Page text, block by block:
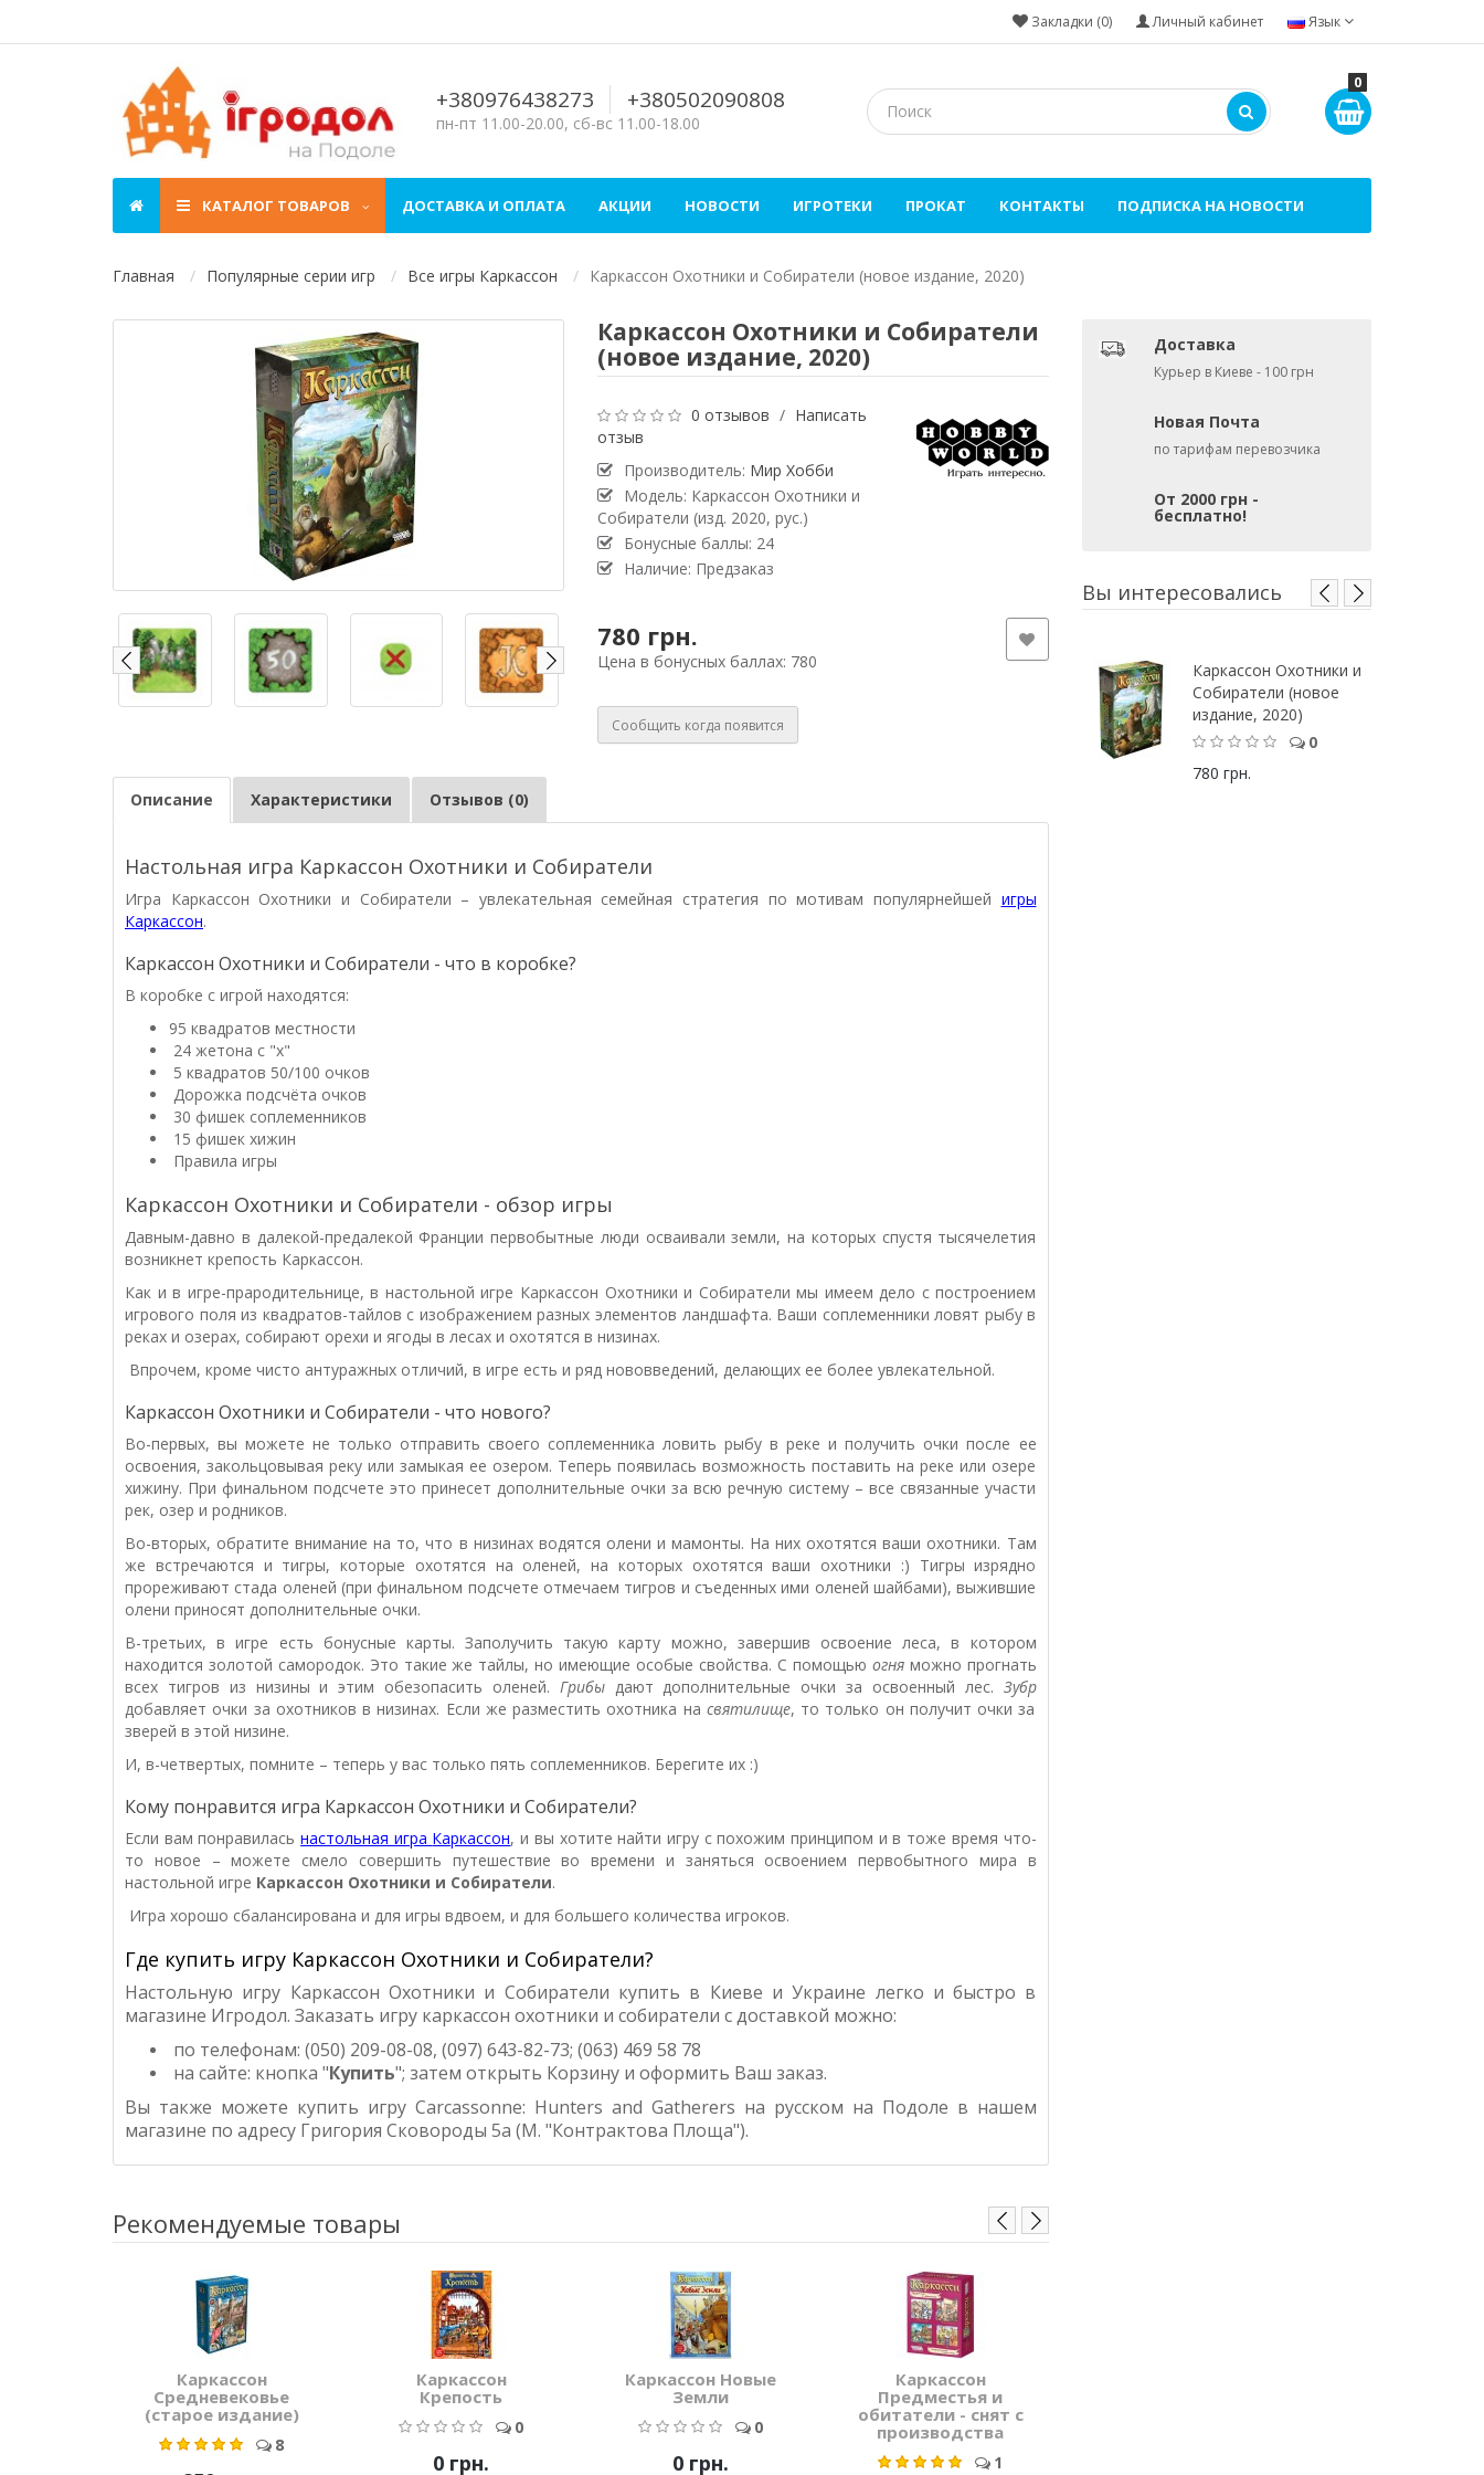
Язык
Личный кабинет
Закладки (0)
+380976438273 +380502090808
пн-пт 11.00-20.00, сб-вс 11.00-18.00
0
КАТАЛОГ ТОВАРОВ ДОСТАВКА И ОПЛАТА АКЦИИ НОВОСТИ ИГРОТЕКИ ПРОКАТ КОНТАКТЫ ПОДПИСКА НА НОВОСТИ
Главная Популярные серии игр Все игры Каркассон Каркассон Охотники и Собиратели (новое издание, 2020)
Каркассон Охотники и Собиратели
(новое издание, 2020)
0 отзывов / Написать
отзыв
Производитель: Мир Хобби
Модель: Каркассон Охотники и
Собиратели (изд. 2020, рус.)
Бонусные баллы: 24
Наличие: Предзаказ
780 грн.
Цена в бонусных баллах: 780
Сообщить когда появится
Описание Характеристики Отзывов (0)
Настольная игра Каркассон Охотники и Собиратели
Игра Каркассон Охотники и Собиратели – увлекательная семейная стратегия по мотивам популярнейшей игры
Каркассон.
Каркассон Охотники и Собиратели - что в коробке?
В коробке с игрой находятся:
95 квадратов местности
24 жетона с "x"
5 квадратов 50/100 очков
Дорожка подсчёта очков
30 фишек соплеменников
15 фишек хижин
Правила игры
Каркассон Охотники и Собиратели - обзор игры
Давным-давно в далекой-предалекой Франции первобытные люди осваивали земли, на которых спустя тысячелетия
возникнет крепость Каркассон.
Как и в игре-прародительнице, в настольной игре Каркассон Охотники и Собиратели мы имеем дело с построением
игрового поля из квадратов-тайлов с изображением разных элементов ландшафта. Ваши соплеменники ловят рыбу в
реках и озерах, собирают орехи и ягоды в лесах и охотятся в низинах.
Впрочем, кроме чисто антуражных отличий, в игре есть и ряд нововведений, делающих ее более увлекательной.
Каркассон Охотники и Собиратели - что нового?
Во-первых, вы можете не только отправить своего соплеменника ловить рыбу в реке и получить очки после ее
освоения, закольцовывая реку или замыкая ее озером. Теперь появилась возможность поставить на реке или озере
хижину. При финальном подсчете это принесет дополнительные очки за всю речную систему – все связанные участи
рек, озер и родников.
Во-вторых, обратите внимание на то, что в низинах водятся олени и мамонты. На них охотятся ваши охотники. Там
же встречаются и тигры, которые охотятся на оленей, на которых охотятся ваши охотники :) Тигры изрядно
прореживают стада оленей (при финальном подсчете отмечаем тигров и съеденных ими оленей шайбами), выжившие
олени приносят дополнительные очки.
В-третьих, в игре есть бонусные карты. Заполучить такую карту можно, завершив освоение леса, в котором
находится золотой самородок. Это такие же тайлы, но имеющие особые свойства. С помощью огняможно прогнать
всех тигров из низины и этим обезопасить оленей. Грибыдают дополнительные очки за освоенный лес. Зубр
добавляет очки за охотников в низинах. Если же разместить охотника на святилище, то только он получит очки за
зверей в этой низине.
И, в-четвертых, помните – теперь у вас только пять соплеменников. Берегите их :)
Кому понравится игра Каркассон Охотники и Собиратели?
Если вам понравиласьнастольная игра Каркассон, и вы хотите найти игру с похожим принципом и в тоже время что-
то новое – можете смело совершить путешествие во времени и заняться освоением первобытного мира в
настольной игре Каркассон Охотники и Собиратели.
Игра хорошо сбалансирована и для игры вдвоем, и для большего количества игроков.
Где купить игру Каркассон Охотники и Собиратели?
Настольную игру Каркассон Охотники и Собиратели купить в Киеве и Украине легко и быстро в
магазине Игродол. Заказать игру каркассон охотники и собиратели с доставкой можно:
по телефонам: (050) 209-08-08, (097) 643-82-73; (063) 469 58 78
на сайте: кнопка "Купить"; затем открыть Корзину и оформить Ваш заказ.
Вы также можете купить игру Carcassonne: Hunters and Gatherers на русском на Подоле в нашем
магазине по адресу Григория Сковороды 5а (М. "Контрактова Площа").
Рекомендуемые товары
Каркассон
Средневековье
(старое издание)
8
Каркассон
Крепость
0
0 грн.
Каркассон Новые
Земли
0
0 грн.
Каркассон
Предместья и
обитатели - снят с
производства
1
Доставка
Курьер в Киеве - 100 грн
Новая Почта
по тарифам перевозчика
От 2000 грн -
бесплатно!
Вы интересовались
Каркассон Охотники и
Собиратели (новое
издание, 2020)
0
780 грн.